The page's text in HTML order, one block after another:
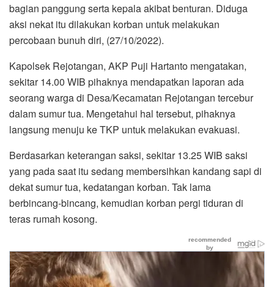
bagian panggung serta kepala akibat benturan. Diduga
aksi nekat itu dilakukan korban untuk melakukan
percobaan bunuh diri, (27/10/2022).
Kapolsek Rejotangan, AKP Puji Hartanto mengatakan,
sekitar 14.00 WIB pihaknya mendapatkan laporan ada
seorang warga di Desa/Kecamatan Rejotangan tercebur
dalam sumur tua. Mengetahui hal tersebut, pihaknya
langsung menuju ke TKP untuk melakukan evakuasi.
Berdasarkan keterangan saksi, sekitar 13.25 WIB saksi
yang pada saat itu sedang membersihkan kandang sapi di
dekat sumur tua, kedatangan korban. Tak lama
berbincang-bincang, kemudian korban pergi tiduran di
teras rumah kosong.